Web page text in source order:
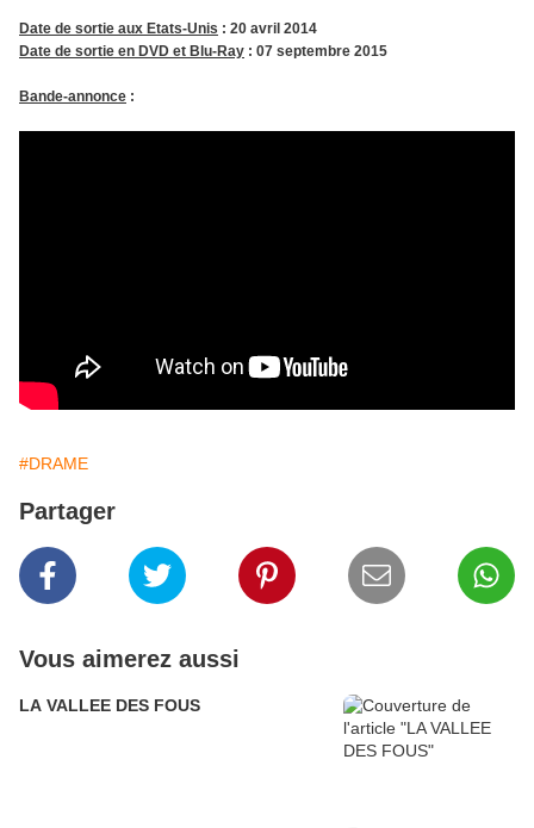
Date de sortie aux Etats-Unis : 20 avril 2014
Date de sortie en DVD et Blu-Ray : 07 septembre 2015
Bande-annonce :
#DRAME
Partager
Vous aimerez aussi
LA VALLEE DES FOUS